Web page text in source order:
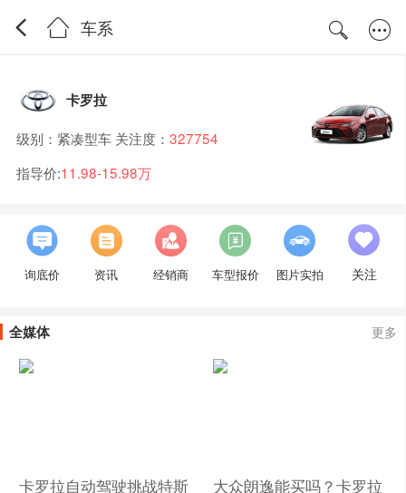
车系
卡罗拉
级别：紧凑型车 关注度： 327754
指导价:11.98-15.98万
询底价 资讯 经销商 车型报价 图片实拍 关注
全媒体 更多
卡罗拉自动驾驶挑战特斯
大众朗逸能买吗？卡罗拉